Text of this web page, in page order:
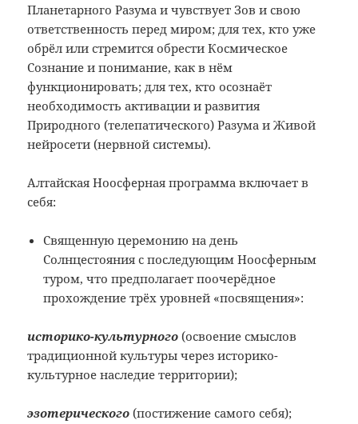
Планетарного Разума и чувствует Зов и свою
ответственность перед миром; для тех, кто уже
обрёл или стремится обрести Космическое
Сознание и понимание, как в нём
функционировать; для тех, кто осознаёт
необходимость активации и развития
Природного (телепатического) Разума и Живой
нейросети (нервной системы).
Алтайская Ноосферная программа включает в
себя:
Священную церемонию на день
Солнцестояния с последующим Ноосферным
туром, что предполагает поочерёдное
прохождение трёх уровней «посвящения»:
историко-культурного (освоение смыслов
традиционной культуры через историко-
культурное наследие территории);
эзотерического (постижение самого себя);